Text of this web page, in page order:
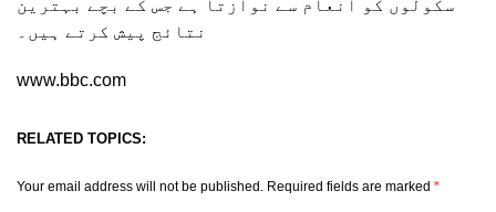
سکولوں کو انعام سے نوازتا ہے جس کے بچے بہترین
نتائج پیش کرتے ہیں۔
www.bbc.com
RELATED TOPICS:
Your email address will not be published. Required fields are marked *